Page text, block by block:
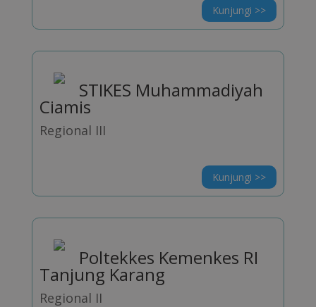
Kunjungi >>
STIKES Muhammadiyah
Ciamis
Regional III
Kunjungi >>
Poltekkes Kemenkes RI
Tanjung Karang
Regional II